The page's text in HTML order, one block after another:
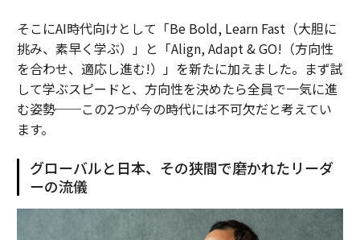
そこにAI時代向けとして「Be Bold, Learn Fast（大胆に
挑み、素早く学ぶ）」と「Align, Adapt & GO!（方向性
を合わせ、適応し進む!）」を新たに加えました。まず試
して学ぶスピードと、方向性を決めたら全員で一気に進
む姿勢──この2つが今の時代には不可欠だと考えてい
ます。
グローバルと日本、その狭間で磨かれたリーダ
ーの流儀